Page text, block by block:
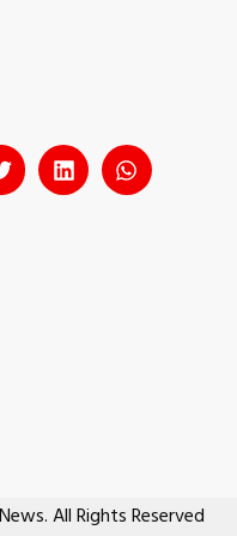
All Rights Reserved